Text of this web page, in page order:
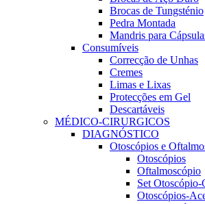
Brocas de Tungsténio
Pedra Montada
Mandris para
Consumíveis
Correcção de Unhas
Cremes
Limas e Lixas
Protecções em Gel
Descartáveis
MÉDICO-CIRURGICOS
DIAGNÓSTICO
Otoscópios e
Otoscópios
Oftalmoscópio
Set
Otoscópios-